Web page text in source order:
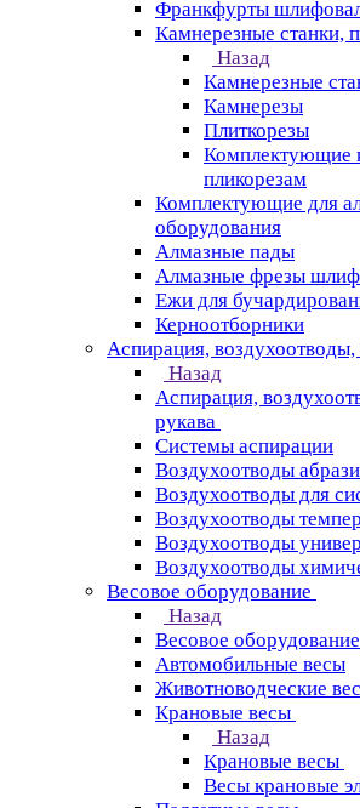
Франкфурты
Камнерезные станки,
Назад
Камнерезные
Камнерезы
Плиткорезы
Комплектующие
пликорезам
Комплектующие для
оборудования
Алмазные пады
Алмазные фрезы
Ежи для
Керноотборники
Аспирация,
Назад
Аспирация,
рукава
Системы аспирации
Воздухоотводы
Воздухоотводы для
Воздухоотводы
Воздухоотводы
Воздухоотводы
Весовое оборудование
Назад
Весовое оборудование
Автомобильные весы
Животноводческие
Крановые весы
Назад
Крановые весы
Весы крановые